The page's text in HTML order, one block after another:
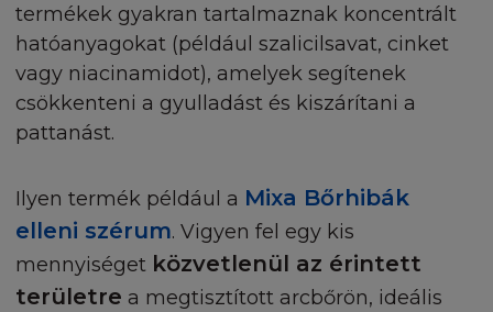
termékek gyakran tartalmaznak koncentrált
hatóanyagokat (például szalicilsavat, cinket
vagy niacinamidot), amelyek segítenek
csökkenteni a gyulladást és kiszárítani a
pattanást.
Ilyen termék például a Mixa Bőrhibák
elleni szérum. Vigyen fel egy kis
mennyiséget közvetlenül az érintett
területre a megtisztított arcbőrön, ideális